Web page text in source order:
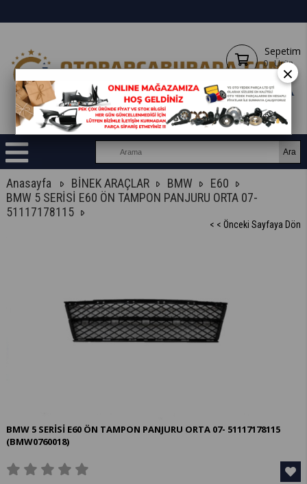
Sepetim
0 Ürün
Anasayfa BİNEK ARAÇLAR BMW
E60
BMW 5 SERİSİ E60 ÖN TAMPON PANJURU ORTA 07-
51117178115
< < Önceki Sayfaya Dön
BMW 5 SERİSİ E60 ÖN TAMPON PANJURU ORTA 07- 51117178115
(BMW0760018)
×